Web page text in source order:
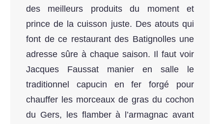
des meilleurs produits du moment et
prince de la cuisson juste. Des atouts qui
font de ce restaurant des Batignolles une
adresse sûre à chaque saison. Il faut voir
Jacques Faussat manier en salle le
traditionnel capucin en fer forgé pour
chauffer les morceaux de gras du cochon
du Gers, les flamber à l’armagnac avant